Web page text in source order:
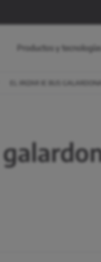
Productos y tecnologías
EL IRIZAR IE BUS